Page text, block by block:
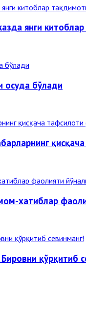
янги
осуда бўлади
хатиблар
қўрқитиб